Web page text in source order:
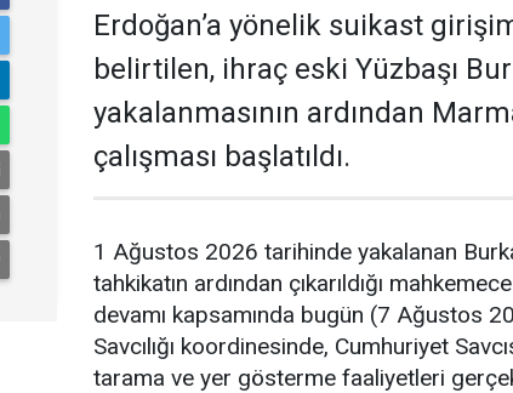
Erdoğan’a yönelik suikast
belirtilen, ihraç eski Yüzbaşı
yakalanmasının ardından
çalışması başlatıldı.
1 Ağustos 2026 tarihinde yakalanan
tahkikatın ardından çıkarıldığı
devamı kapsamında bugün (7 Ağustos
Savcılığı koordinesinde, Cumhuriyet
tarama ve yer gösterme faaliyetleri